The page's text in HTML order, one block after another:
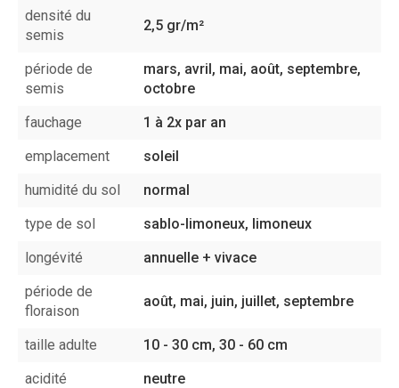
densité du
semis
2,5 gr/m²
période de
semis
mars, avril, mai, août, septembre,
octobre
fauchage
1 à 2x par an
emplacement
soleil
humidité du sol
normal
type de sol
sablo-limoneux, limoneux
longévité
annuelle + vivace
période de
floraison
août, mai, juin, juillet, septembre
taille adulte
10 - 30 cm, 30 - 60 cm
acidité
neutre